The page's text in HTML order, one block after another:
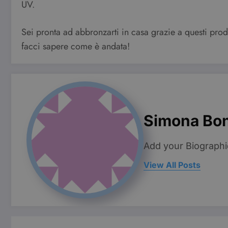
UV.
Sei pronta ad abbronzarti in casa grazie a questi
facci sapere come è andata!
Simona
Add your
View All Posts
VISITOR_INFO1_LIVE